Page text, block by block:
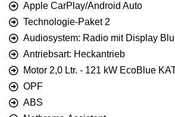
Apple CarPlay/Android Auto
Technologie-Paket 2
Audiosystem: Radio mit Display
Antriebsart: Heckantrieb
Motor 2,0 Ltr. - 121 kW EcoBlue
OPF
ABS